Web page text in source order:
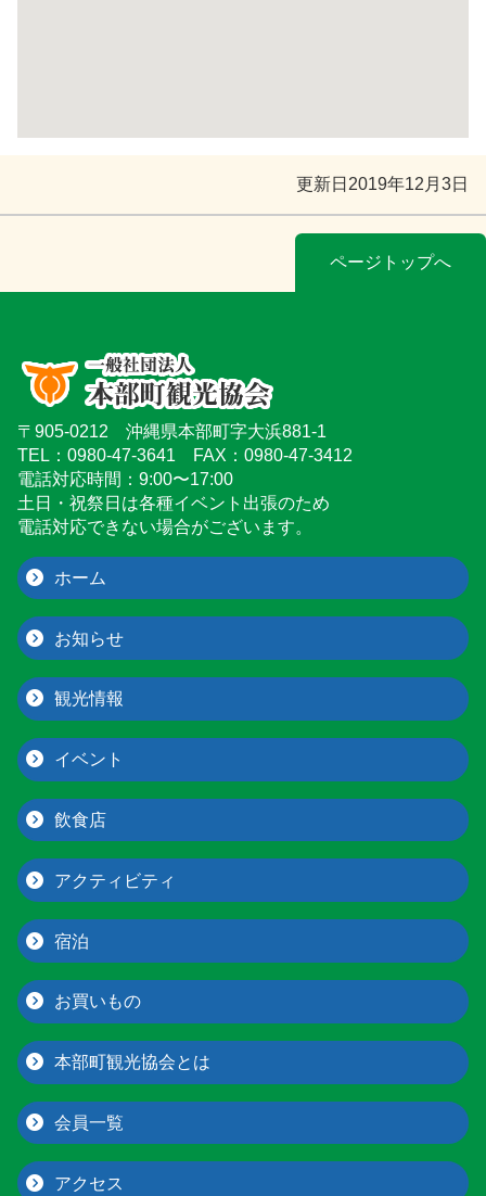
更新日 2019年12月3日
ページトップへ
〒905-0212 沖縄県本部町字大浜881-1
TEL：0980-47-3641 FAX：0980-47-3412
電話対応時間：9:00〜17:00
土日・祝祭日は各種イベント出張のため
電話対応できない場合がございます。
ホーム
お知らせ
観光情報
イベント
飲食店
アクティビティ
宿泊
お買いもの
本部町観光協会とは
会員一覧
アクセス